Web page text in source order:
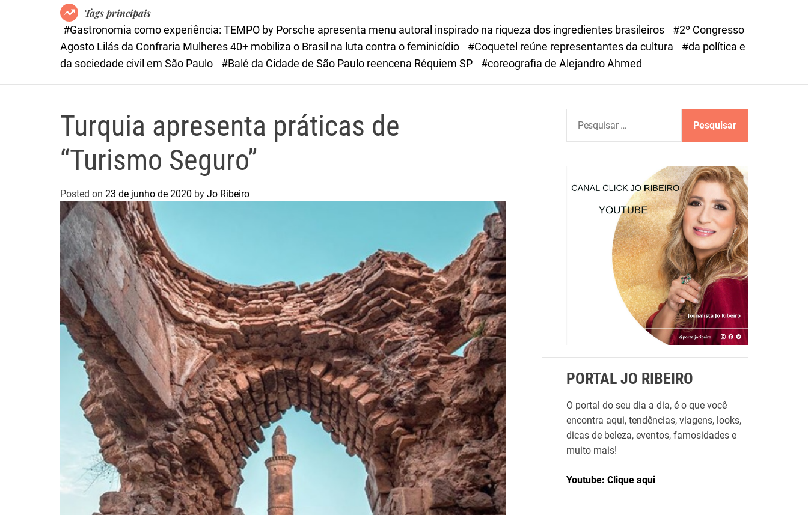
Tags principais
#Gastronomia como experiência: TEMPO by Porsche apresenta menu autoral inspirado na riqueza dos ingredientes brasileiros
#2º Congresso
Agosto Lilás da Confraria Mulheres 40+ mobiliza o Brasil na luta contra o feminicídio
#Coquetel reúne representantes da cultura
#da política e
da sociedade civil em São Paulo
#Balé da Cidade de São Paulo reencena Réquiem SP #coreografia de Alejandro Ahmed
Turquia apresenta práticas de
“Turismo Seguro”
Posted on 23 de junho de 2020 by Jo Ribeiro
s
PORTAL JO RIBEIRO
O portal do seu dia a dia, é o que você
encontra aqui, tendências, viagens, looks,
dicas de beleza, eventos, famosidades e
muito mais!
Youtube: Clique aqui